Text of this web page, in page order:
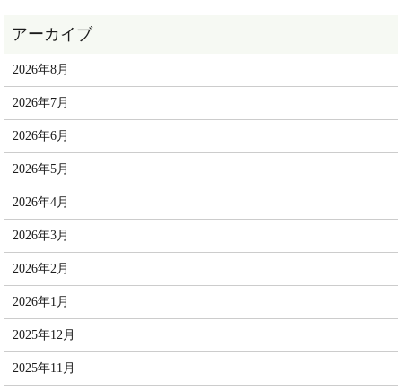
2026年8月
2026年7月
2026年6月
2026年5月
2026年4月
2026年3月
2026年2月
2026年1月
2025年12月
2025年11月